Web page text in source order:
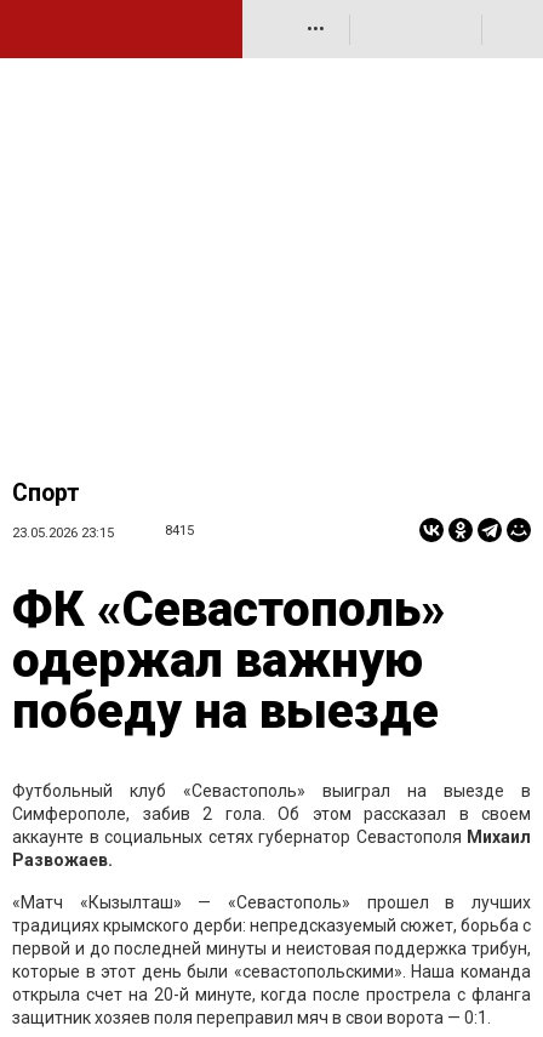
•••
Спорт
23.05.2026 23:15 8415
ФК «Севастополь»
одержал важную
победу на выезде
Футбольный клуб «Севастополь» выиграл на выезде в
Симферополе, забив 2 гола. Об этом рассказал в своем
аккаунте в социальных сетях губернатор Севастополя Михаил
Развожаев.
«Матч «Кызылташ» — «Севастополь» прошел в лучших
традициях крымского дерби: непредсказуемый сюжет, борьба с
первой и до последней минуты и неистовая поддержка трибун,
которые в этот день были «севастопольскими». Наша команда
открыла счет на 20-й минуте, когда после прострела с фланга
защитник хозяев поля переправил мяч в свои ворота — 0:1.